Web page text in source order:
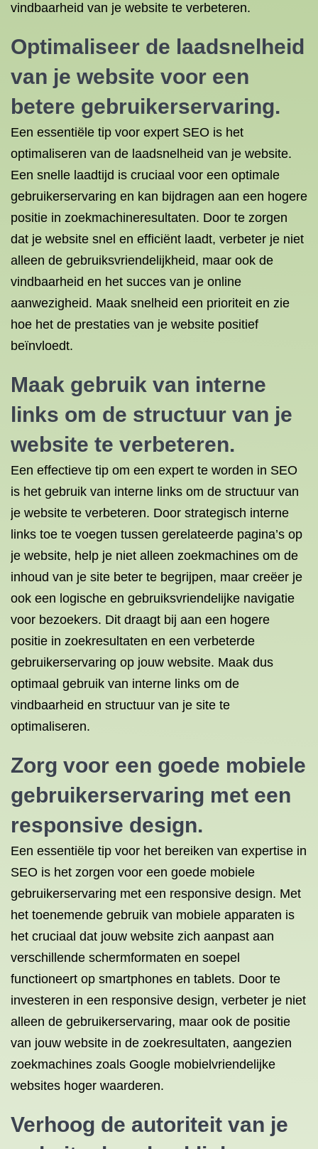
vindbaarheid van je website te verbeteren.
Optimaliseer de laadsnelheid
van je website voor een
betere gebruikerservaring.
Een essentiële tip voor expert SEO is het
optimaliseren van de laadsnelheid van je website.
Een snelle laadtijd is cruciaal voor een optimale
gebruikerservaring en kan bijdragen aan een hogere
positie in zoekmachineresultaten. Door te zorgen
dat je website snel en efficiënt laadt, verbeter je niet
alleen de gebruiksvriendelijkheid, maar ook de
vindbaarheid en het succes van je online
aanwezigheid. Maak snelheid een prioriteit en zie
hoe het de prestaties van je website positief
beïnvloedt.
Maak gebruik van interne
links om de structuur van je
website te verbeteren.
Een effectieve tip om een expert te worden in SEO
is het gebruik van interne links om de structuur van
je website te verbeteren. Door strategisch interne
links toe te voegen tussen gerelateerde pagina’s op
je website, help je niet alleen zoekmachines om de
inhoud van je site beter te begrijpen, maar creëer je
ook een logische en gebruiksvriendelijke navigatie
voor bezoekers. Dit draagt bij aan een hogere
positie in zoekresultaten en een verbeterde
gebruikerservaring op jouw website. Maak dus
optimaal gebruik van interne links om de
vindbaarheid en structuur van je site te
optimaliseren.
Zorg voor een goede mobiele
gebruikerservaring met een
responsive design.
Een essentiële tip voor het bereiken van expertise in
SEO is het zorgen voor een goede mobiele
gebruikerservaring met een responsive design. Met
het toenemende gebruik van mobiele apparaten is
het cruciaal dat jouw website zich aanpast aan
verschillende schermformaten en soepel
functioneert op smartphones en tablets. Door te
investeren in een responsive design, verbeter je niet
alleen de gebruikerservaring, maar ook de positie
van jouw website in de zoekresultaten, aangezien
zoekmachines zoals Google mobielvriendelijke
websites hoger waarderen.
Verhoog de autoriteit van je